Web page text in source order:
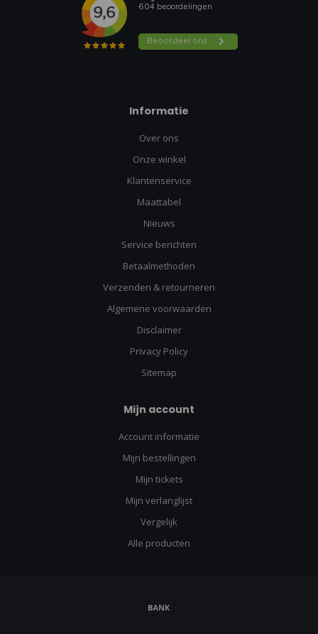
Informatie
Over ons
Onze winkel
Klantenservice
Maattabel
Nieuws
Service berichten
Betaalmethoden
Verzenden & retourneren
Algemene voorwaarden
Disclaimer
Privacy Policy
Sitemap
Mijn account
Account informatie
Mijn bestellingen
Mijn tickets
Mijn verlanglijst
Vergelijk
Alle producten